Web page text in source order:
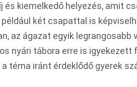
és kiemelkedő helyezés, amit
például két csapattal is
az ágazat egyik legrangosabb
nyári tábora erre is
a téma iránt érdeklődő gyerek